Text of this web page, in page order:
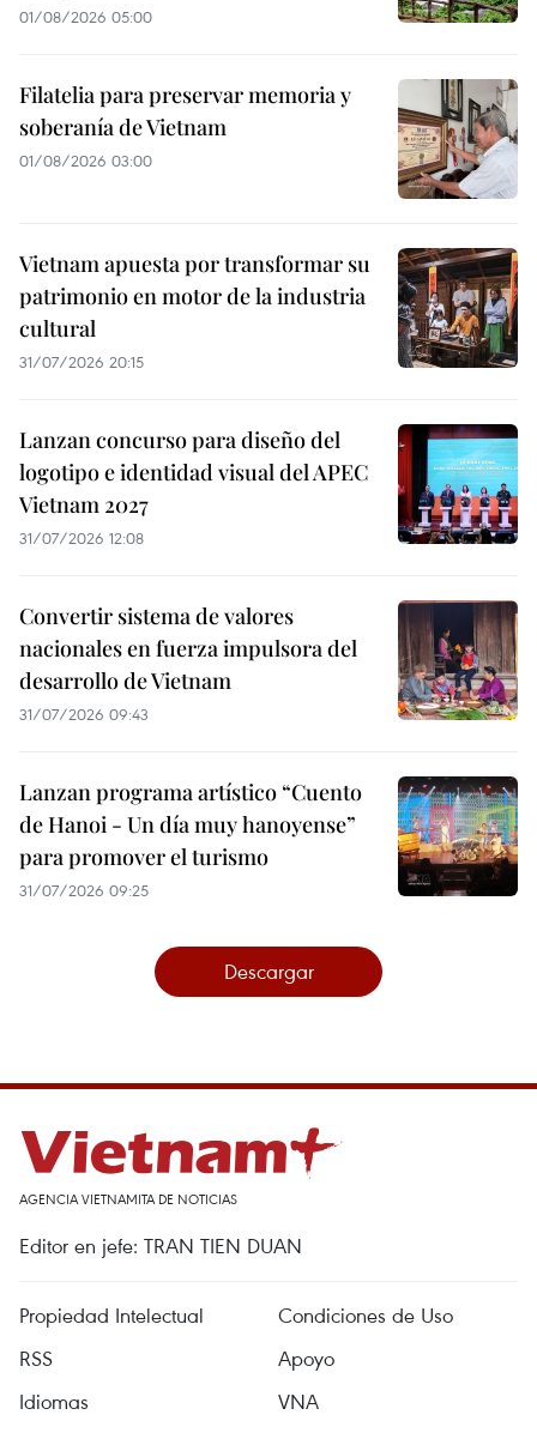
01/08/2026 05:00
Filatelia para preservar memoria y
soberanía de Vietnam
01/08/2026 03:00
Vietnam apuesta por transformar su
patrimonio en motor de la industria
cultural
31/07/2026 20:15
Lanzan concurso para diseño del
logotipo e identidad visual del APEC
Vietnam 2027
31/07/2026 12:08
Convertir sistema de valores
nacionales en fuerza impulsora del
desarrollo de Vietnam
31/07/2026 09:43
Lanzan programa artístico “Cuento
de Hanoi - Un día muy hanoyense”
para promover el turismo
31/07/2026 09:25
Descargar
AGENCIA VIETNAMITA DE NOTICIAS
Editor en jefe: TRAN TIEN DUAN
Propiedad Intelectual
Condiciones de Uso
RSS
Apoyo
Idiomas
VNA